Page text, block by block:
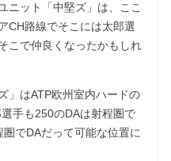
ニット「中堅ズ」は、ここ
CH路線でそこには太郎選
こで仲良くなったかもしれ
」はATP欧州室内ハードの
手も250のDAは射程圏で
でDAだって可能な位置に